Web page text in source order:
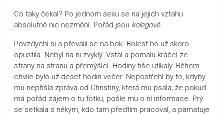
Co taky čekal? Po jednom sexu se na jejich vztahu
absolutně nic nezmění. Pořád jsou kolegové.
Povzdychl si a převalil se na bok. Bolest ho už skoro
opustila. Nebyl na ni zvyklý. Vstal a pomalu kráčel ze
strany na stranu a přemýšlel. Hodiny tiše utíkaly. Během
chvíle bylo už deset hodin večer. Nepostřehl by to, kdyby
mu nepřišla zpráva od Christiny, která mu psala, že pokud
má pořád zájem o tu fotku, pošle mu o ní informace. Prý
se setkala s někým, kdo tam předtím pracoval, a pamatuje